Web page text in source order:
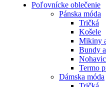
Poľovnícke oblečenie
Pánska móda
Tričká
Košele
Mikiny
Bundy
Termo
Dámska móda